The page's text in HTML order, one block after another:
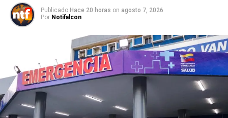
Publicado Hace 20 horas on agosto 7, 2026
Por Notifalcon